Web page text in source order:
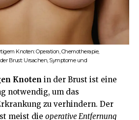
Knoten: Operation, Chemotherapie,
Brust: Ursachen, Symptome und
Knoten in der Brust ist eine
notwendig, um das
zu verhindern. Der
meist die operative Entfernung